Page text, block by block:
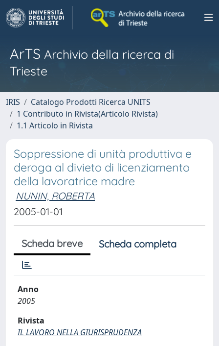
ArTS Archivio della ricerca di
Trieste
IRIS
Catalogo Prodotti Ricerca UNITS
1 Contributo in Rivista(Articolo Rivista)
1.1 Articolo in Rivista
Soppressione di unità produttiva e
deroga al divieto di licenziamento
della lavoratrice madre
NUNIN, ROBERTA
2005-01-01
Scheda breve Scheda completa
Anno
2005
Rivista
IL LAVORO NELLA GIURISPRUDENZA